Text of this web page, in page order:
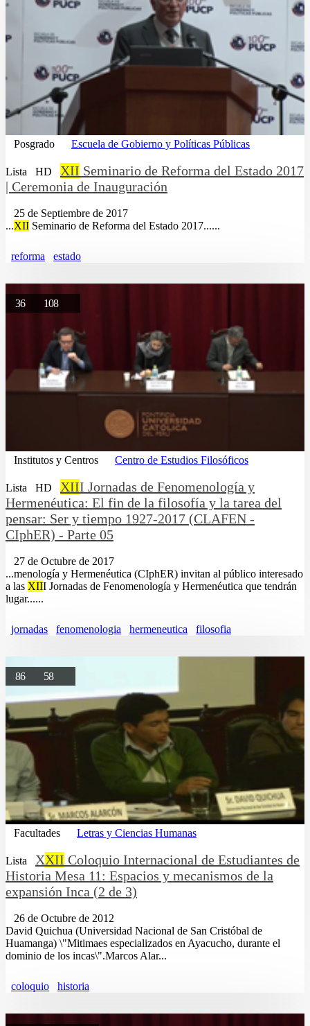
Posgrado Escuela de Gobierno y Políticas Públicas
Lista HD XII Seminario de Reforma del Estado 2017
| Ceremonia de Inauguración
25 de Septiembre de 2017
...XII Seminario de Reforma del Estado 2017......
reforma estado
36 108
Institutos y Centros Centro de Estudios Filosóficos
Lista HD XIII Jornadas de Fenomenología y
Hermenéutica: El fin de la filosofía y la tarea del
pensar: Ser y tiempo 1927-2017 (CLAFEN -
CIphER) - Parte 05
27 de Octubre de 2017
...menología y Hermenéutica (CIphER) invitan al público interesado
a las XIII Jornadas de Fenomenología y Hermenéutica que tendrán
lugar......
jornadas fenomenologia hermeneutica filosofia
86 58
Facultades Letras y Ciencias Humanas
Lista XXII Coloquio Internacional de Estudiantes de
Historia Mesa 11: Espacios y mecanismos de la
expansión Inca (2 de 3)
26 de Octubre de 2012
David Quichua (Universidad Nacional de San Cristóbal de
Huamanga) \"Mitimaes especializados en Ayacucho, durante el
dominio de los incas\".Marcos Alar...
coloquio historia